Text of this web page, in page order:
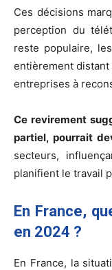
Ces décisions
perception du
reste populaire,
entièrement
entreprises à
Ce revirement
partiel, pourrait
secteurs,
planifient le travail
En France,
en 2024 ?
En France, la